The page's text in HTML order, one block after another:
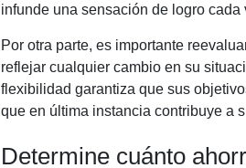
infunde una sensación de logro
Por otra parte, es importante
reflejar cualquier cambio en su
flexibilidad garantiza que sus
que en última instancia contribuye a
Determine cuánto